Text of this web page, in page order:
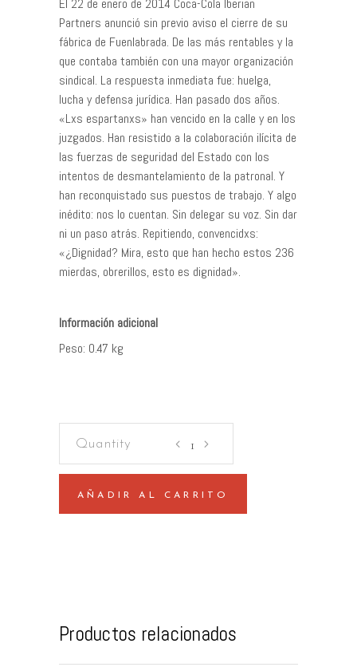
El 22 de enero de 2014 Coca-Cola Iberian
Partners anunció sin previo aviso el cierre de su
fábrica de Fuenlabrada. De las más rentables y la
que contaba también con una mayor organización
sindical. La respuesta inmediata fue: huelga,
lucha y defensa jurídica. Han pasado dos años.
«Lxs espartanxs» han vencido en la calle y en los
juzgados. Han resistido a la colaboración ilícita de
las fuerzas de seguridad del Estado con los
intentos de desmantelamiento de la patronal. Y
han reconquistado sus puestos de trabajo. Y algo
inédito: nos lo cuentan. Sin delegar su voz. Sin dar
ni un paso atrás. Repitiendo, convencidxs:
«¿Dignidad? Mira, esto que han hecho estos 236
mierdas, obrerillos, esto es dignidad».
Peso 0.47 kg
cocacolaenlucha
AÑADIR AL CARRITO
Productos relacionados